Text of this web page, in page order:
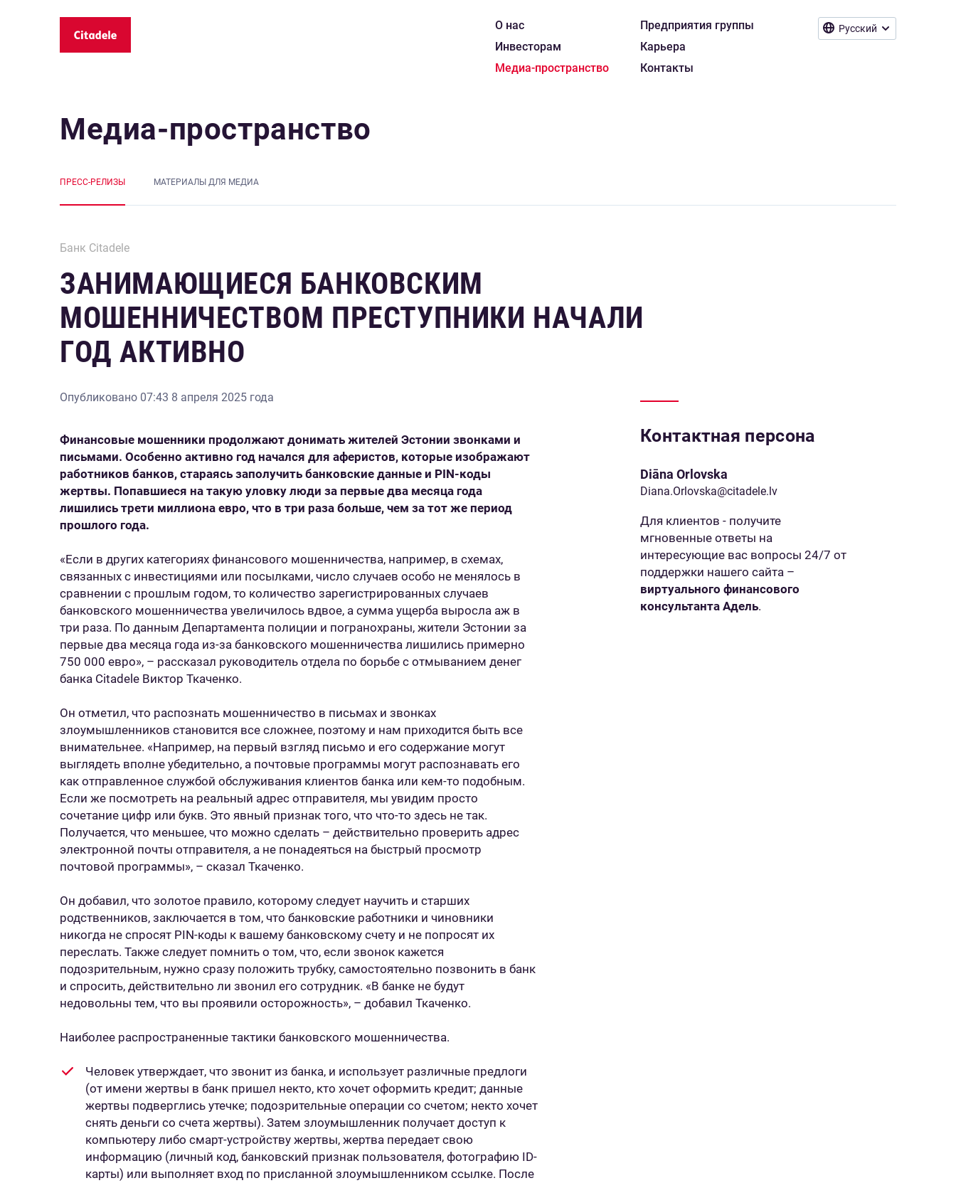
Русский
О нас
Инвесторам
Медиа-пространство
Предприятия группы
Карьера
Контакты
Медиа-пространство
ПРЕСС-РЕЛИЗЫ MАТЕРИАЛЫ ДЛЯ МЕДИА
Банк Citadele
ЗАНИМАЮЩИЕСЯ БАНКОВСКИМ
МОШЕННИЧЕСТВОМ ПРЕСТУПНИКИ НАЧАЛИ
ГОД АКТИВНО
Опубликовано 07:43 8 апреля 2025 года
Финансовые мошенники продолжают донимать жителей Эстонии звонками и
письмами. Особенно активно год начался для аферистов, которые изображают
работников банков, стараясь заполучить банковские данные и PIN-коды
жертвы. Попавшиеся на такую уловку люди за первые два месяца года
лишились трети миллиона евро, что в три раза больше, чем за тот же период
прошлого года.
«Если в других категориях финансового мошенничества, например, в схемах,
связанных с инвестициями или посылками, число случаев особо не менялось в
сравнении с прошлым годом, то количество зарегистрированных случаев
банковского мошенничества увеличилось вдвое, а сумма ущерба выросла аж в
три раза. По данным Департамента полиции и погранохраны, жители Эстонии за
первые два месяца года из-за банковского мошенничества лишились примерно
750 000 евро», – рассказал руководитель отдела по борьбе с отмыванием денег
банка Citadele Виктор Ткаченко.
Он отметил, что распознать мошенничество в письмах и звонках
злоумышленников становится все сложнее, поэтому и нам приходится быть все
внимательнее. «Например, на первый взгляд письмо и его содержание могут
выглядеть вполне убедительно, а почтовые программы могут распознавать его
как отправленное службой обслуживания клиентов банка или кем-то подобным.
Если же посмотреть на реальный адрес отправителя, мы увидим просто
сочетание цифр или букв. Это явный признак того, что что-то здесь не так.
Получается, что меньшее, что можно сделать – действительно проверить адрес
электронной почты отправителя, а не понадеяться на быстрый просмотр
почтовой программы», – сказал Ткаченко.
Он добавил, что золотое правило, которому следует научить и старших
родственников, заключается в том, что банковские работники и чиновники
никогда не спросят PIN-коды к вашему банковскому счету и не попросят их
переслать. Также следует помнить о том, что, если звонок кажется
подозрительным, нужно сразу положить трубку, самостоятельно позвонить в банк
и спросить, действительно ли звонил его сотрудник. «В банке не будут
недовольны тем, что вы проявили осторожность», – добавил Ткаченко.
Наиболее распространенные тактики банковского мошенничества.
Человек утверждает, что звонит из банка, и использует различные предлоги
(от имени жертвы в банк пришел некто, кто хочет оформить кредит; данные
жертвы подверглись утечке; подозрительные операции со счетом; некто хочет
снять деньги со счета жертвы). Затем злоумышленник получает доступ к
компьютеру либо смарт-устройству жертвы, жертва передает свою
информацию (личный код, банковский признак пользователя, фотографию ID-
карты) или выполняет вход по присланной злоумышленником ссылке. После
Контактная персона
Diāna Orlovska
Diana.Orlovska@citadele.lv
Для клиентов - получите
мгновенные ответы на
интересующие вас вопросы 24/7 от
поддержки нашего сайта –
виртуального финансового
консультанта Адель.